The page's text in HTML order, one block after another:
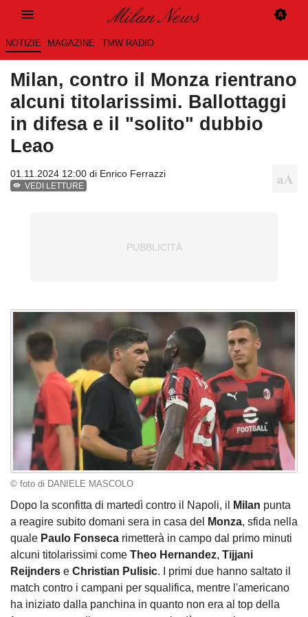
NOTIZIE MAGAZINE TMW RADIO
Milan, contro il Monza rientrano
alcuni titolarissimi. Ballottaggi
in difesa e il "solito" dubbio
Leao
01.11.2024 12:00 di Enrico Ferrazzi
VEDI LETTURE
© foto di DANIELE MASCOLO
Dopo la sconfitta di martedì contro il Napoli, il Milan punta
a reagire subito domani sera in casa del
Monza, sfida nella
quale Paulo Fonseca rimetterà in campo dal primo minuti
alcuni titolarissimi come Theo Hernandez, Tijjani
Reijnders e Christian Pulisic. I primi due hanno saltato il
match contro i campani per squalifica, mentre l'americano
ha iniziato dalla panchina in quanto non era al top della